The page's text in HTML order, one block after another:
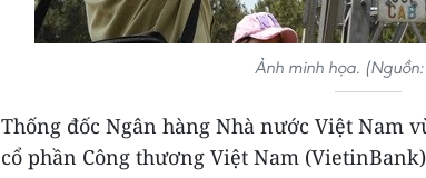
Ảnh minh họa. (Nguồn:
Thống đốc Ngân hàng Nhà nước Việt Nam
cổ phần Công thương Việt Nam